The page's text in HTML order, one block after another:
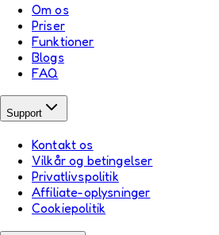
Om os
Priser
Funktioner
Blogs
FAQ
Support
Kontakt os
Vilkår og betingelser
Privatlivspolitik
Affiliate-oplysninger
Cookiepolitik